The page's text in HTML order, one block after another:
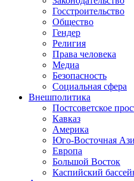
Госстроительство
Общество
Гендер
Религия
Права человека
Медиа
Безопасность
Социальная сфера
Внешполитика
Постсоветское
Кавказ
Америка
Юго-Восточная
Европа
Большой Восток
Каспийский